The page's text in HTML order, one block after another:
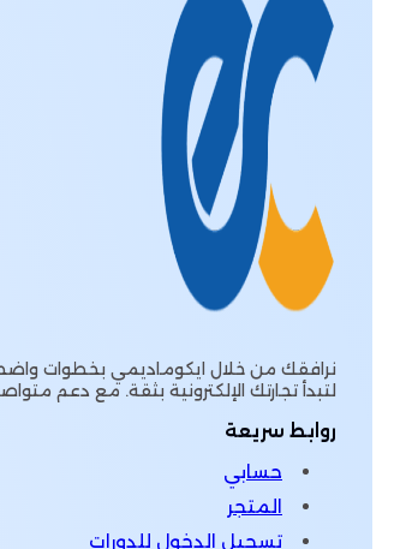
نرافقك من خلال ايكوماديمي بخطوات
لتبدأ تجارتك الإلكترونية بثقة. مع دعم
روابط سريعة
حسابي
المتجر
تسجيل الدخول للدورات